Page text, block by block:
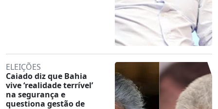
ELEIÇÕES
Caiado diz que Bahia
vive ‘realidade terrível’
na segurança e
questiona gestão de